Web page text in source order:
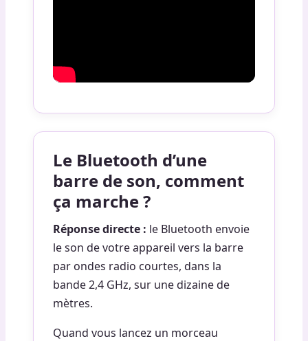
Le Bluetooth d’une
barre de son, comment
ça marche ?
Réponse directe : le Bluetooth envoie
le son de votre appareil vers la barre
par ondes radio courtes, dans la
bande 2,4 GHz, sur une dizaine de
mètres.
Quand vous lancez un morceau